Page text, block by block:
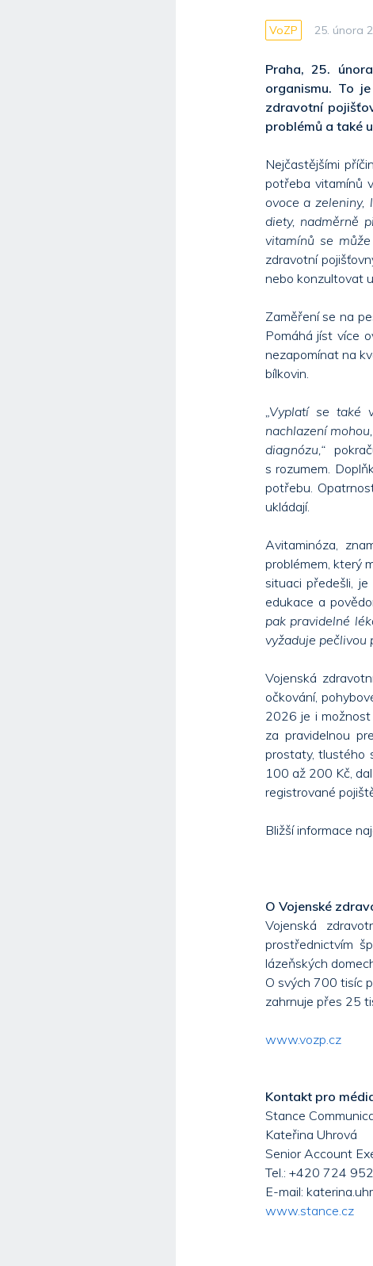
VoZP 25. února
Praha, 25.
organismu. To
zdravotní
problémů a také
Nejčastějšími
potřeba vitamínů
ovoce a zeleniny,
diety, nadměrně
vitamínů se
zdravotní
nebo konzultovat
Zaměření se na
Pomáhá jíst více
nezapomínat na
bílkovin.
„Vyplatí se také
nachlazení
diagnózu,“
s rozumem.
potřebu.
ukládají.
Avitaminóza,
problémem, který
situaci předešli,
edukace a
pak pravidelné
vyžaduje pečlivou
Vojenská
očkování,
2026 je i
za pravidelnou
prostaty, tlustého
100 až 200 Kč,
registrované
Bližší informace
O Vojenské
Vojenská
prostřednictvím
lázeňských
O svých 700 tisíc
zahrnuje přes 25
www.vozp.cz
Kontakt pro
Stance
Kateřina Uhrová
Senior Account
Tel.: +420 724
E-mail:
www.stance.cz